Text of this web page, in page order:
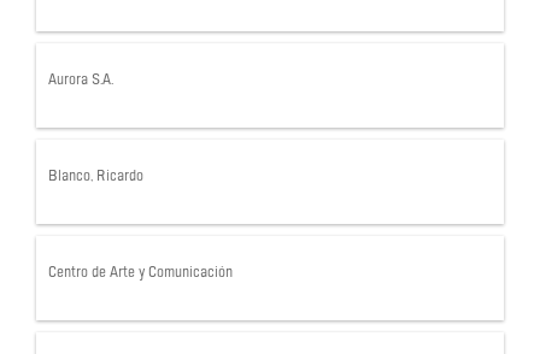
Aurora S.A.
Blanco, Ricardo
Centro de Arte y Comunicación